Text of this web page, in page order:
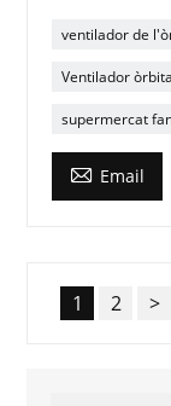
ventilador de
Ventilador
supermercat
 Email
1 2 >